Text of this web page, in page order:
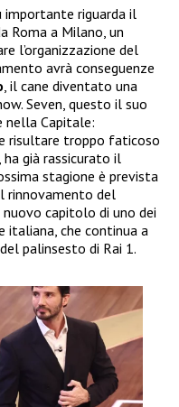
importante riguarda il
Roma a Milano, un
l’organizzazione del
avrà conseguenze
, il cane diventato una
Seven, questo il suo
nella Capitale:
risultare troppo faticoso
ha già rassicurato il
stagione è prevista
rinnovamento del
nuovo capitolo di uno dei
che continua a
palinsesto di Rai 1.